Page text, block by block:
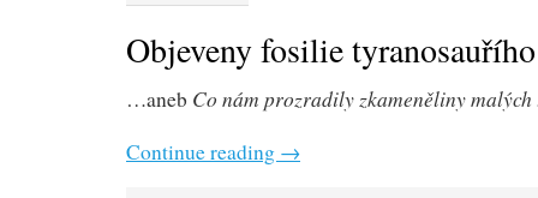
Objeveny fosilie
…aneb Co nám prozradily zkameněliny
Continue reading →